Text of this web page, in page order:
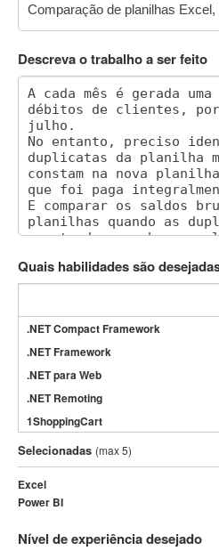
Descreva o trabalho a ser feito
Quais habilidades são
.NET Compact Framework
.NET Framework
.NET para Web
.NET Remoting
1ShoppingCart
3DS Max
3GSM
4D Dimension
A&P
Selecionadas (max 5)
Excel
Power BI
Nível de experiência desejado